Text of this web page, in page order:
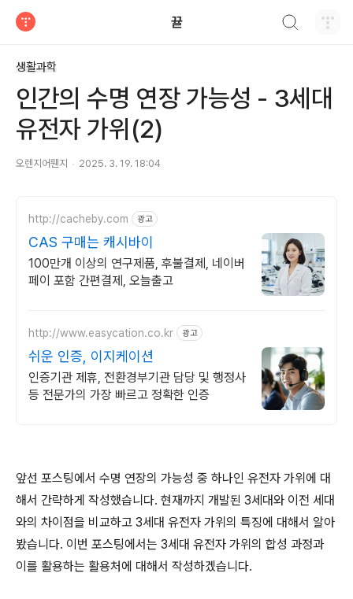
뀰
생활과학
인간의 수명 연장 가능성 - 3세대
유전자 가위(2)
오렌지어뤤지 2025. 3. 19. 18:04
http://cacheby.com 광고
CAS 구매는 캐시바이
100만개 이상의 연구제품, 후불결제, 네이버
페이 포함 간편결제, 오늘출고
http://www.easycation.co.kr 광고
쉬운 인증, 이지케이션
인증기관 제휴, 전환경부기관 담당 및 행정사
등 전문가의 가장 빠르고 정확한 인증
앞선 포스팅에서 수명 연장의 가능성 중 하나인 유전자 가위에 대
해서 간략하게 작성했습니다. 현재까지 개발된 3세대와 이전 세대
와의 차이점을 비교하고 3세대 유전자 가위의 특징에 대해서 알아
봤습니다. 이번 포스팅에서는 3세대 유전자 가위의 합성 과정과
이를 활용하는 활용처에 대해서 작성하겠습니다.